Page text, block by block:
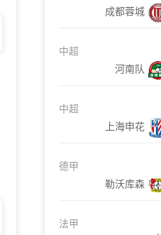
成都蓉城
中超
河南队
中超
上海申花
德甲
勒沃库森
法甲